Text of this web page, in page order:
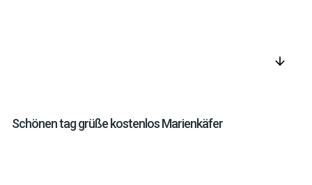
arrow_downward
Schönen tag grüße kostenlos Marienkäfer